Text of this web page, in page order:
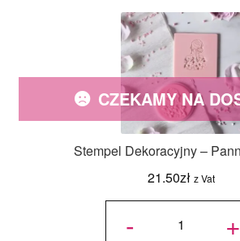
Stempel Dekoracyjny –
21.50zł z Vat
CZEKAMY NA
-
ilość
- Panna
Młoda +